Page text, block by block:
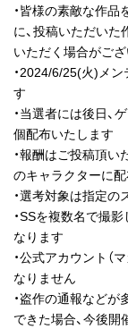
・皆様の素敵な作
に、投稿いただい
いただく場合がご
・2024/6/25(火)メ
す
・当選者には後日
個配布いたします
・報酬はご投稿頂
のキャラクターに
・選考対象は指定
・SSを複数名で撮
なります
・公式アカウント（
なりません
・盗作の通報など
できた場合、今後